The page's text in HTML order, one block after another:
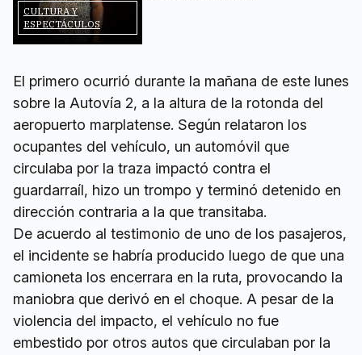
CULTURA Y
ESPECTÁCULOS
El primero ocurrió durante la mañana de este lunes
sobre la Autovía 2, a la altura de la rotonda del
aeropuerto marplatense. Según relataron los
ocupantes del vehículo, un automóvil que
circulaba por la traza impactó contra el
guardarraíl, hizo un trompo y terminó detenido en
dirección contraria a la que transitaba.
De acuerdo al testimonio de uno de los pasajeros,
el incidente se habría producido luego de que una
camioneta los encerrara en la ruta, provocando la
maniobra que derivó en el choque. A pesar de la
violencia del impacto, el vehículo no fue
embestido por otros autos que circulaban por la